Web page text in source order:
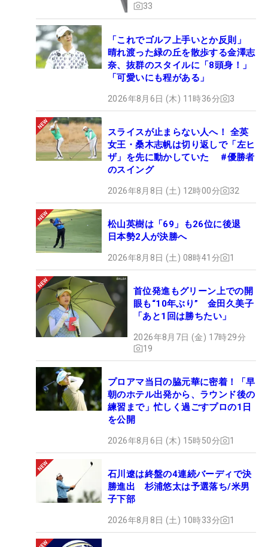
33
「これでゴルフ上手いとか反則」
晴れ渡った緑の丘を散歩する金澤志
奈、抜群のスタイルに「8頭身！」
「可愛いにも程がある」
2026年8月6日 (木) 11時36分 3
スライスが止まらない人へ！ 全英
女王・桑木志帆は切り返しで「左ヒ
ザ」を先に動かしていた #優勝者
のスイング
2026年8月8日 (土) 12時00分 32
松山英樹は「69」も26位に後退
日本勢2人が決勝へ
2026年8月8日 (土) 08時41分 1
首位発進もグリーン上での開
眼も“10年ぶり” 金田久美子
「あと1回は勝ちたい」
2026年8月7日 (金) 17時29分
19
プロアマ当日の脇元華に密着！「早
朝のホテル出発から、ラウンド後の
練習まで」忙しく過ごすプロの1日
を公開
2026年8月6日 (木) 15時50分 1
石川遼は終盤の4連続バーディで決
勝進出 杉浦悠太は予選落ち/米男
子下部
2026年8月8日 (土) 10時33分 1